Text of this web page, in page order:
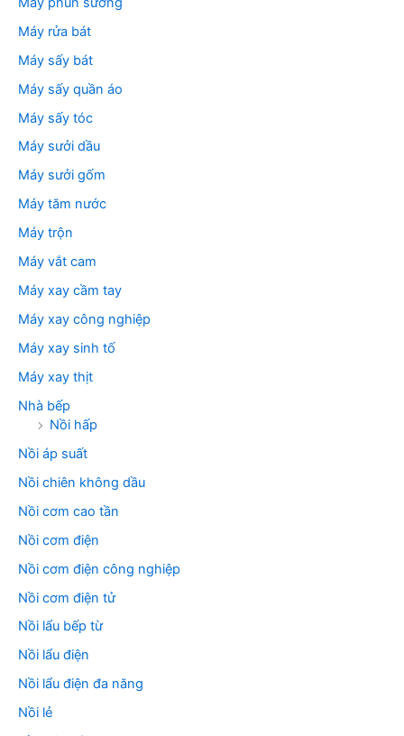
Máy rửa bát
Máy sấy bát
Máy sấy quần áo
Máy sấy tóc
Máy sưởi dầu
Máy sưởi gốm
Máy tăm nước
Máy trộn
Máy vắt cam
Máy xay cầm tay
Máy xay công nghiệp
Máy xay sinh tố
Máy xay thịt
Nhà bếp
Nồi hấp
Nồi áp suất
Nồi chiên không dầu
Nồi cơm cao tần
Nồi cơm điện
Nồi cơm điện công nghiệp
Nồi cơm điện tử
Nồi lẩu bếp từ
Nồi lẩu điện
Nồi lẩu điện đa năng
Nồi lẻ